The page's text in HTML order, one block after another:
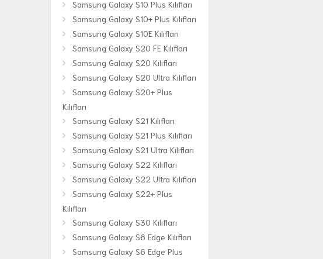
Samsung Galaxy S10 Plus Kılıfları
Samsung Galaxy S10+ Plus Kılıfları
Samsung Galaxy S10E Kılıfları
Samsung Galaxy S20 FE Kılıfları
Samsung Galaxy S20 Kılıfları
Samsung Galaxy S20 Ultra Kılıfları
Samsung Galaxy S20+ Plus
Kılıfları
Samsung Galaxy S21 Kılıfları
Samsung Galaxy S21 Plus Kılıfları
Samsung Galaxy S21 Ultra Kılıfları
Samsung Galaxy S22 Kılıfları
Samsung Galaxy S22 Ultra Kılıfları
Samsung Galaxy S22+ Plus
Kılıfları
Samsung Galaxy S30 Kılıfları
Samsung Galaxy S6 Edge Kılıfları
Samsung Galaxy S6 Edge Plus